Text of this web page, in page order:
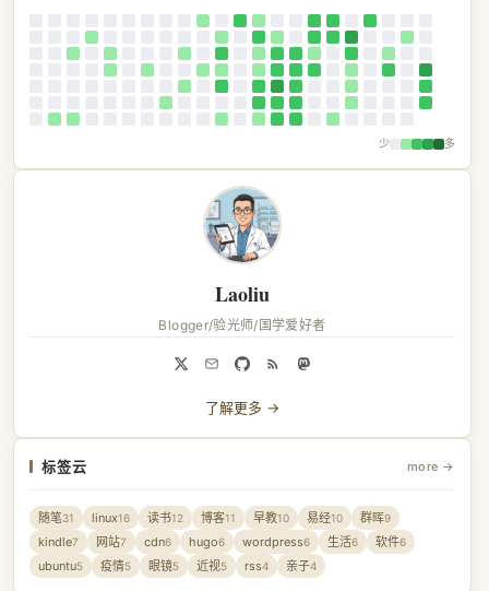
少 多
Laoliu
Blogger/验光师/国学爱好者
了解更多 →
标签云 more →
随笔31 linux16 读书12 博客11 早教10 易经10 群晖9
kindle7 网站7 cdn6 hugo6 wordpress6 生活6 软件6
ubuntu5 疫情5 眼镜5 近视5 rss4 亲子4